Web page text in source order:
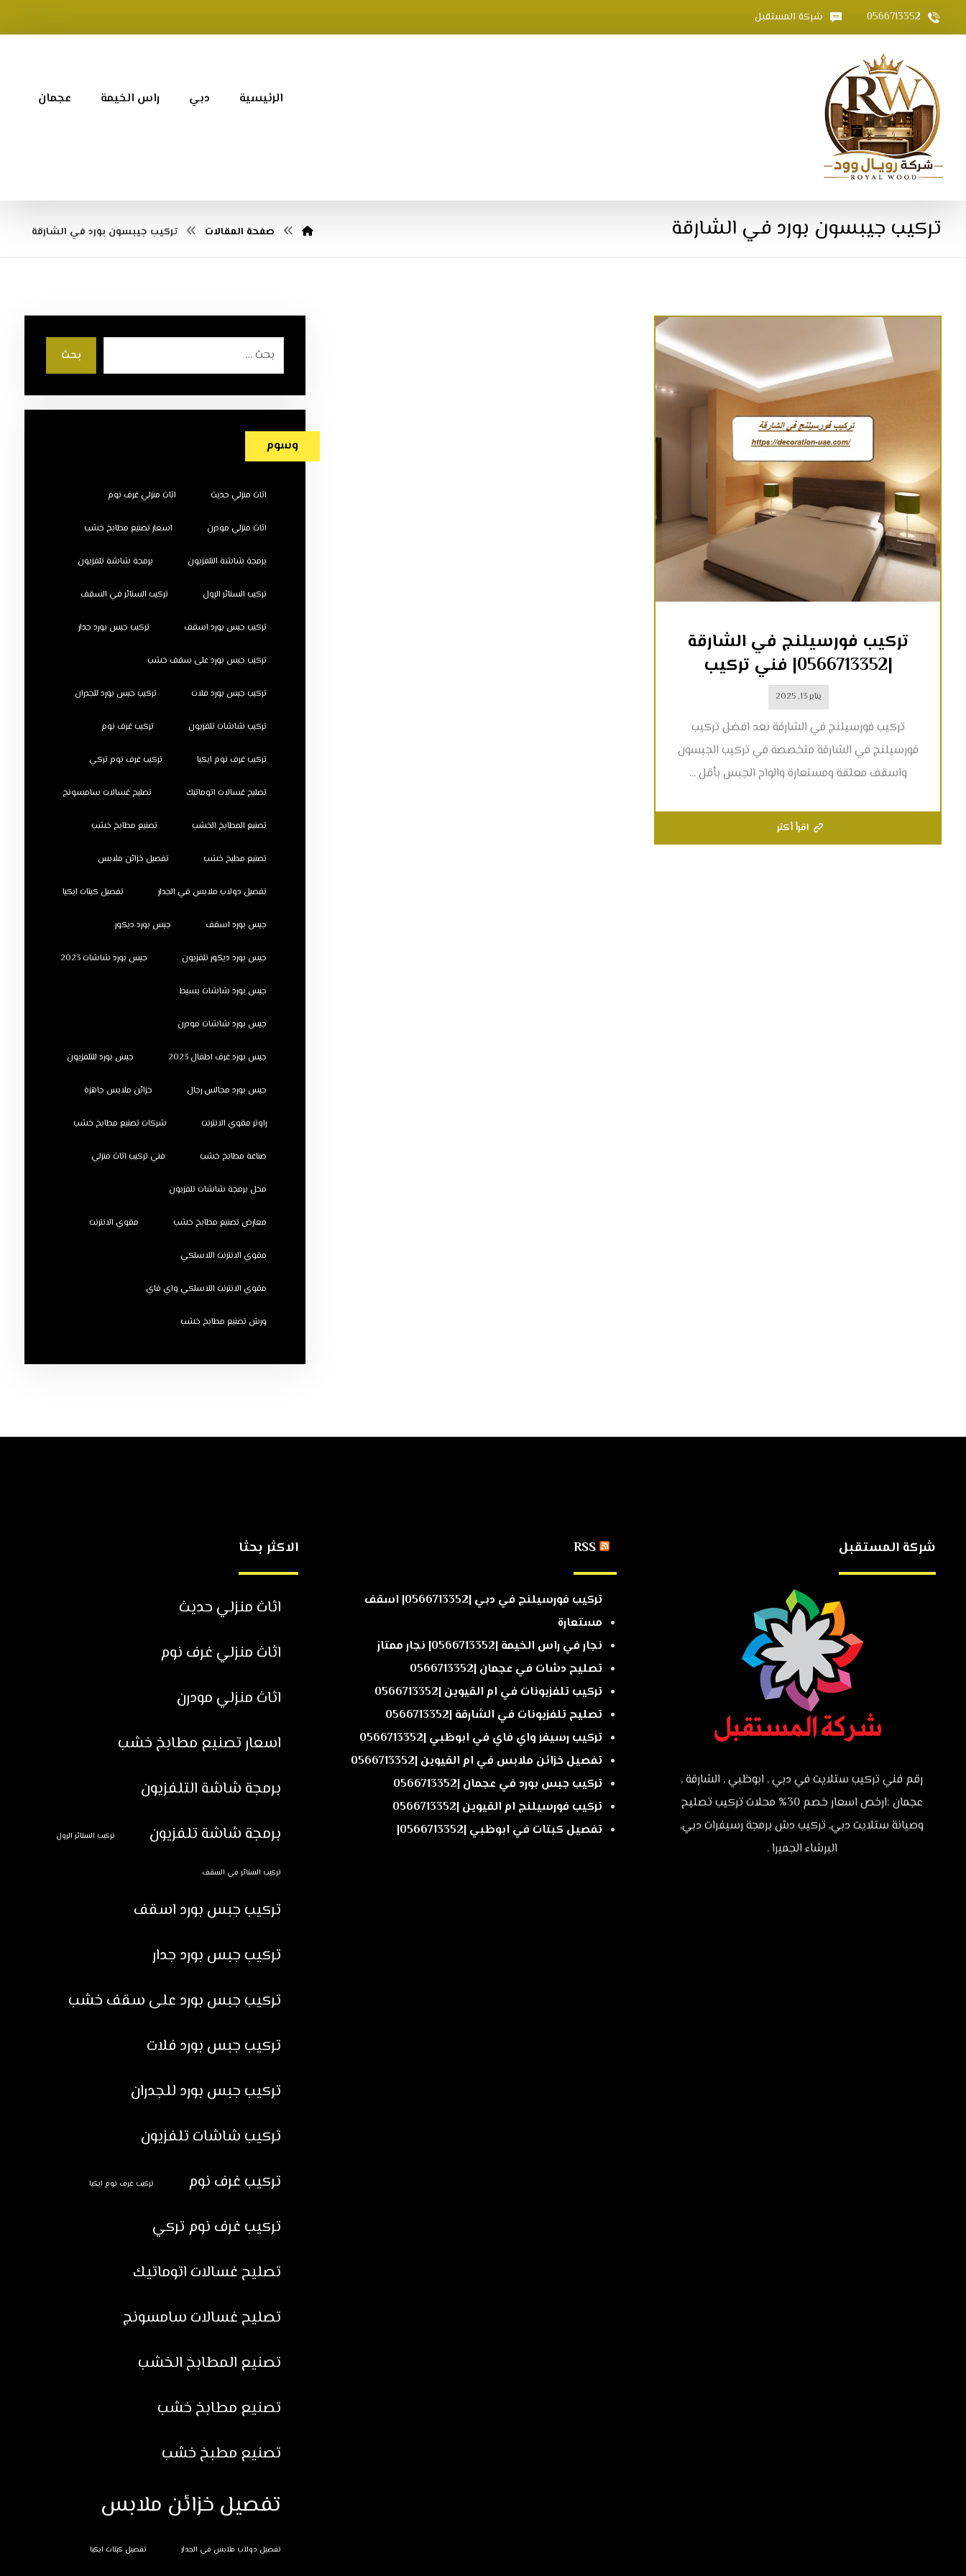
0566713352 شركة المستقبل
الرئيسية دبي راس الخيمة عجمان
تركيب جيبسون بورد في الشارقة صفحة المقالات تركيب جيبسون بورد في الشارقة
تركيب فورسيلنج في الشارقة
|0566713352| فني تركيب
يناير 13, 2025
تركيب فورسيلنج في الشارقة نعد افضل تركيب
فورسيلنج في الشارقة متخصصة في تركيب الجبسون
واسقف معلقة ومستعارة والواح الجبس بأقل ...
اقرأ أكثر
بحث
وسوم
اثاث منزلي حديث اثاث منزلي غرف نوم
اثاث منزلي مودرن اسعار تصنيع مطابخ خشب
برمجة شاشة التلفزيون برمجة شاشة تلفزيون
تركيب الستائر الرول تركيب الستائر في السقف
تركيب جبس بورد اسقف تركيب جبس بورد جدار
تركيب جبس بورد على سقف خشب
تركيب جبس بورد فلات تركيب جبس بورد للجدران
تركيب شاشات تلفزيون تركيب غرف نوم
تركيب غرف نوم ايكيا تركيب غرف نوم تركي
تصليح غسالات اتوماتيك تصليح غسالات سامسونج
تصنيع المطابخ الخشب تصنيع مطابخ خشب
تصنيع مطبخ خشب تفصيل خزائن ملابس
تفصيل دولاب ملابس في الجدار تفصيل كبتات ايكيا
جبس بورد اسقف جبس بورد ديكور
جبس بورد ديكور تلفزيون جبس بورد شاشات 2023
جبس بورد شاشات بسيط
جبس بورد شاشات مودرن
جبس بورد غرف اطفال 2023 جبس بورد للتلفزيون
جبس بورد مجالس رجال خزائن ملابس جاهزة
راوتر مقوي الانترنت شركات تصنيع مطابخ خشب
صناعة مطابخ خشب فني تركيب اثاث منزلي
محل برمجة شاشات تلفزيون
معارض تصنيع مطابخ خشب مقوي الانترنت
مقوي الانترنت اللاسلكي
مقوي الانترنت اللاسلكي واي فاي
ورش تصنيع مطابخ خشب
شركة المستقبل
رقم فني تركيب ستلايت في دبي , ابوظبي , الشارقة ,
عجمان :ارخص اسعار خصم 30% محلات تركيب تصليح
وصيانة ستلايت دبي, تركيب دش برمجة رسيفرات دبي,
البرشاء الجميرا .
RSS
تركيب فورسيلنج في دبي |0566713352| اسقف
مستعارة
نجار في راس الخيمة |0566713352| نجار ممتاز
تصليح دشات في عجمان |0566713352
تركيب تلفزيونات في ام القيوين |0566713352
تصليح تلفزيونات في الشارقة |0566713352
تركيب رسيفر واي فاي في ابوظبي |0566713352
تفصيل خزائن ملابس في ام القيوين |0566713352
تركيب جبس بورد في عجمان |0566713352
تركيب فورسيلنج ام القيوين |0566713352
تفصيل كبتات في ابوظبي |0566713352|
الاكثر بحثا
اثاث منزلي حديث
اثاث منزلي غرف نوم
اثاث منزلي مودرن
اسعار تصنيع مطابخ خشب
برمجة شاشة التلفزيون
برمجة شاشة تلفزيون
تركيب الستائر الرول
تركيب الستائر في السقف
تركيب جبس بورد اسقف
تركيب جبس بورد جدار
تركيب جبس بورد على سقف خشب
تركيب جبس بورد فلات
تركيب جبس بورد للجدران
تركيب شاشات تلفزيون
تركيب غرف نوم
تركيب غرف نوم ايكيا
تركيب غرف نوم تركي
تصليح غسالات اتوماتيك
تصليح غسالات سامسونج
تصنيع المطابخ الخشب
تصنيع مطابخ خشب
تصنيع مطبخ خشب
تفصيل خزائن ملابس
تفصيل دولاب ملابس في الجدار تفصيل كبتات ايكيا